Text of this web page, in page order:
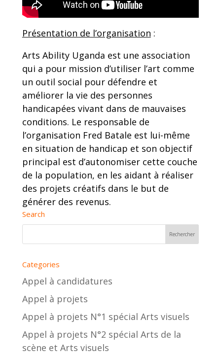
Présentation de l’organisation :
Arts Ability Uganda est une association
qui a pour mission d’utiliser l’art comme
un outil social pour défendre et
améliorer la vie des personnes
handicapées vivant dans de mauvaises
conditions. Le responsable de
l’organisation Fred Batale est lui-même
en situation de handicap et son objectif
principal est d’autonomiser cette couche
de la population, en les aidant à réaliser
des projets créatifs dans le but de
générer des revenus.
Search
Categories
Appel à candidatures
Appel à projets
Appel à projets N°1 spécial Arts visuels
Appel à projets N°2 spécial Arts de la
scène et Arts visuels